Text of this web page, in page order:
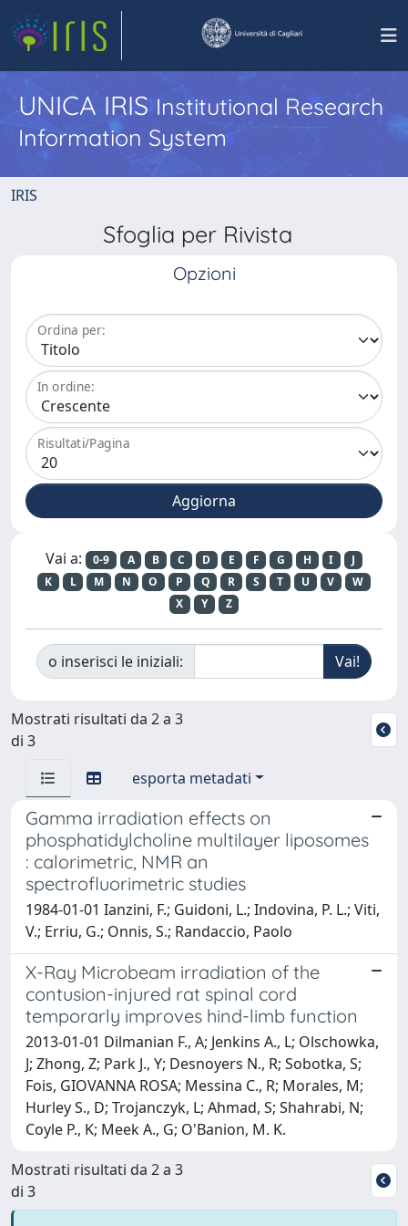
UNICA IRISInstitutional Research
Information System
IRIS
Sfoglia per Rivista
Opzioni
Ordina per:
In ordine:
Risultati/Pagina
Vai a: 0-9 A B C D E F G H I
J
K
L M N O P Q R S T U V
W
X
Y Z
o inserisci le iniziali:
Mostrati risultati da 2 a 3
di 3
esporta metadati
Gamma irradiation effects on
phosphatidylcholine multilayer liposomes
: calorimetric, NMR an
spectrofluorimetric studies
1984-01-01 Ianzini, F.; Guidoni, L.; Indovina, P. L.; Viti,
V.; Erriu, G.; Onnis, S.; Randaccio, Paolo
X-Ray Microbeam irradiation of the
contusion-injured rat spinal cord
temporarly improves hind-limb function
2013-01-01 Dilmanian F., A; Jenkins A., L; Olschowka,
J; Zhong, Z; Park J., Y; Desnoyers N., R; Sobotka, S;
Fois, GIOVANNA ROSA; Messina C., R; Morales, M;
Hurley S., D; Trojanczyk, L; Ahmad, S; Shahrabi, N;
Coyle P., K; Meek A., G; O'Banion, M. K.
Mostrati risultati da 2 a 3
di 3